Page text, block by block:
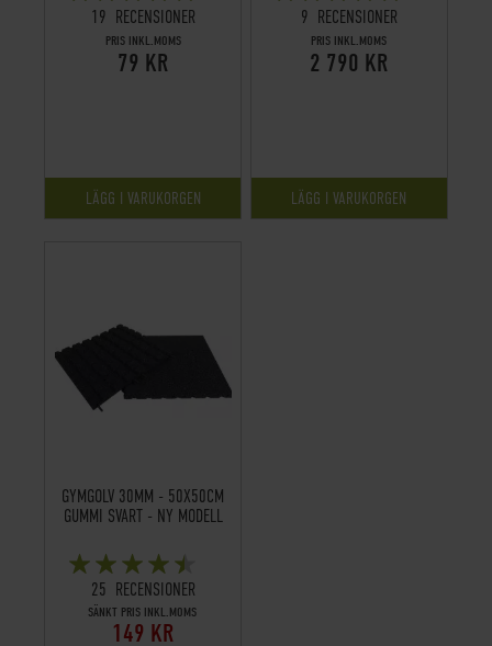
94%
19 RECENSIONER
PRIS INKL.MOMS
79 KR
LÄGG I VARUKORGEN
100%
9 RECENSIONER
PRIS INKL.MOMS
2 790 KR
LÄGG I VARUKORGEN
GYMGOLV 30MM - 50X50CM
GUMMI SVART - NY MODELL
BETYG:
88%
25 RECENSIONER
SÄNKT PRIS INKL.MOMS
149 KR